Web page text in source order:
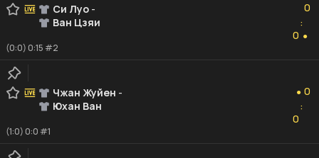
Си Луо -
Ван Цзяи
0
:
0 ●
(0:0) 0:15 #2
Чжан Жуйен -
Юхан Ван
● 0
:
0
(1:0) 0:0 #1